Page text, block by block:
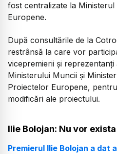
fost centralizate la
Europene.
După consultările de la
restrânsă la care vor
vicepremierii și
Ministerului Muncii și
Proiectelor Europene,
modificări ale proiectului.
Ilie Bolojan: Nu vor
Premierul Ilie Bolojan a dat